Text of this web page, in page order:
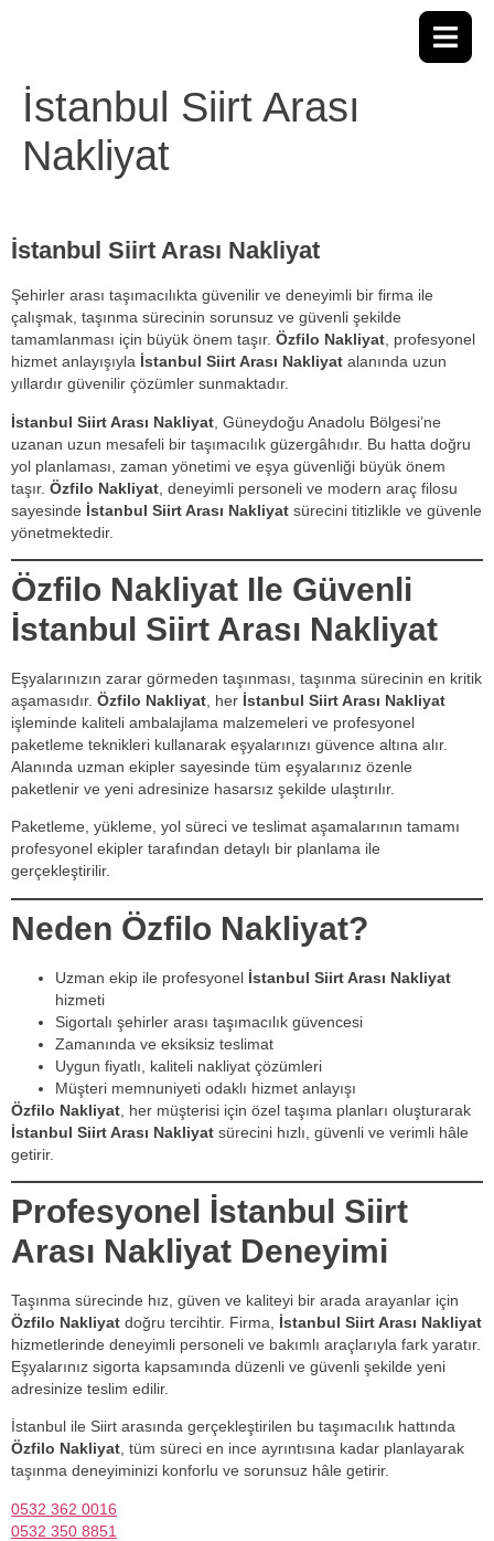
İstanbul Siirt Arası
Nakliyat
İstanbul Siirt Arası Nakliyat
Şehirler arası taşımacılıkta güvenilir ve deneyimli bir firma ile
çalışmak, taşınma sürecinin sorunsuz ve güvenli şekilde
tamamlanması için büyük önem taşır. Özfilo Nakliyat , profesyonel
hizmet anlayışıyla İstanbul Siirt Arası Nakliyat alanında uzun
yıllardır güvenilir çözümler sunmaktadır.
İstanbul Siirt Arası Nakliyat , Güneydoğu Anadolu Bölgesi’ne
uzanan uzun mesafeli bir taşımacılık güzergâhıdır. Bu hatta doğru
yol planlaması, zaman yönetimi ve eşya güvenliği büyük önem
taşır. Özfilo Nakliyat , deneyimli personeli ve modern araç filosu
sayesinde İstanbul Siirt Arası Nakliyat sürecini titizlikle ve güvenle
yönetmektedir.
Özfilo Nakliyat Ile Güvenli
İstanbul Siirt Arası Nakliyat
Eşyalarınızın zarar görmeden taşınması, taşınma sürecinin en kritik
aşamasıdır. Özfilo Nakliyat , her İstanbul Siirt Arası Nakliyat
işleminde kaliteli ambalajlama malzemeleri ve profesyonel
paketleme teknikleri kullanarak eşyalarınızı güvence altına alır.
Alanında uzman ekipler sayesinde tüm eşyalarınız özenle
paketlenir ve yeni adresinize hasarsız şekilde ulaştırılır.
Paketleme, yükleme, yol süreci ve teslimat aşamalarının tamamı
profesyonel ekipler tarafından detaylı bir planlama ile
gerçekleştirilir.
Neden Özfilo Nakliyat?
Uzman ekip ile profesyonel İstanbul Siirt Arası Nakliyat
hizmeti
Sigortalı şehirler arası taşımacılık güvencesi
Zamanında ve eksiksiz teslimat
Uygun fiyatlı, kaliteli nakliyat çözümleri
Müşteri memnuniyeti odaklı hizmet anlayışı
Özfilo Nakliyat , her müşterisi için özel taşıma planları oluşturarak
İstanbul Siirt Arası Nakliyat sürecini hızlı, güvenli ve verimli hâle
getirir.
Profesyonel İstanbul Siirt
Arası Nakliyat Deneyimi
Taşınma sürecinde hız, güven ve kaliteyi bir arada arayanlar için
Özfilo Nakliyat doğru tercihtir. Firma, İstanbul Siirt Arası Nakliyat
hizmetlerinde deneyimli personeli ve bakımlı araçlarıyla fark yaratır.
Eşyalarınız sigorta kapsamında düzenli ve güvenli şekilde yeni
adresinize teslim edilir.
İstanbul ile Siirt arasında gerçekleştirilen bu taşımacılık hattında
Özfilo Nakliyat, tüm süreci en ince ayrıntısına kadar planlayarak
taşınma deneyiminizi konforlu ve sorunsuz hâle getirir.
0532 362 0016
0532 350 8851